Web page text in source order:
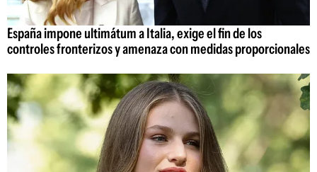
España impone ultimátum a Italia, exige el fin de los
controles fronterizos y amenaza con medidas proporcionales